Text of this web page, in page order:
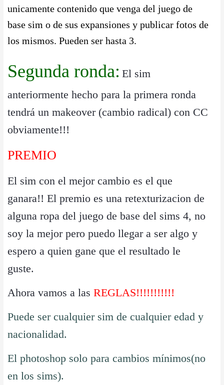
unicamente contenido que venga del juego de
base sim o de sus expansiones y publicar fotos de
los mismos. Pueden ser hasta 3.
Segunda ronda: El sim
anteriormente hecho para la primera ronda
tendrá un makeover (cambio radical) con CC
obviamente!!!
PREMIO
El sim con el mejor cambio es el que
ganara!! El premio es una retexturizacion de
alguna ropa del juego de base del sims 4, no
soy la mejor pero puedo llegar a ser algo y
espero a quien gane que el resultado le
guste.
Ahora vamos a las REGLAS!!!!!!!!!!!
Puede ser cualquier sim de cualquier edad y
nacionalidad.
El photoshop solo para cambios mínimos(no
en los sims).